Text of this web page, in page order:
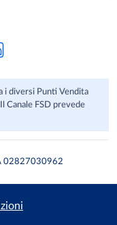
i diversi Punti Vendita
Canale FSD prevede
02827030962